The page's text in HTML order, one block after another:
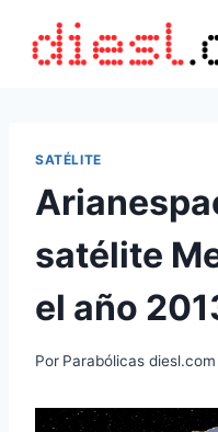
contenido
SATÉLITE
satélite
el año
Por Parabólicas diesl.com